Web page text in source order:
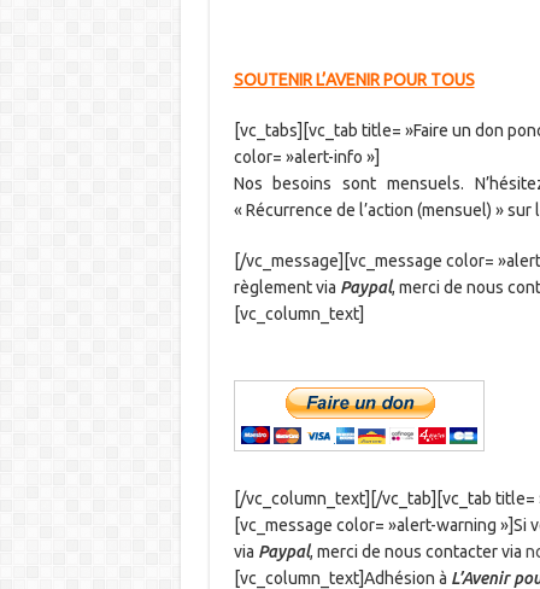
SOUTENIR L’AVENIR POUR TOUS
[vc_tabs][vc_tab title= »Faire un don
color= »alert-info »]
Nos besoins sont mensuels.
« Récurrence de l’action (mensuel) »
[/vc_message][vc_message color=
règlement via Paypal, merci de nous
[vc_column_text]
[/vc_column_text][/vc_tab][vc_tab title=
[vc_message color= »alert-warning
via Paypal, merci de nous contacter via
[vc_column_text]Adhésion à L’Avenir